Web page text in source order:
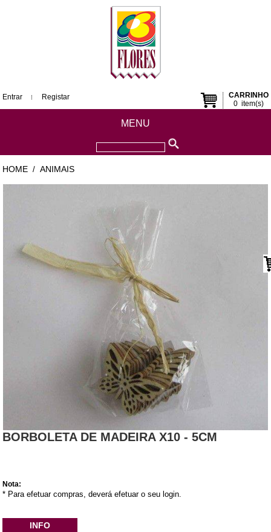
CARRINHO
0item(s)
Entrar Registar
MENU
HOME / ANIMAIS
BORBOLETA DE MADEIRA X10 - 5CM
Nota:
* Para efetuar compras, deverá efetuar o seu login.
INFO